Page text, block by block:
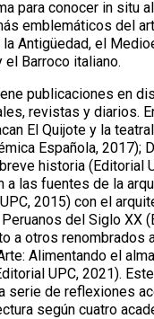
para conocer in situ
emblemáticos del
Antigüedad, el
el Barroco italiano.
publicaciones en
revistas y diarios.
El Quijote y la
Española, 2017);
historia (Editorial
a las fuentes de la
2015) con el
del Siglo XX
a otros renombrados
Alimentando el
UPC, 2021).
serie de reflexiones
según cuatro